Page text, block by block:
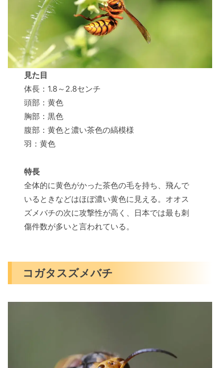
見た目
体長：1.8～2.8センチ
頭部：黄色
胸部：黒色
腹部：黄色と濃い茶色の縞模様
羽：黄色
特長
全体的に黄色がかった茶色の毛を持ち、飛んで
いるときなどはほぼ濃い黄色に見える。オオス
ズメバチの次に攻撃性が高く、日本では最も刺
傷件数が多いと言われている。
コガタスズメバチ